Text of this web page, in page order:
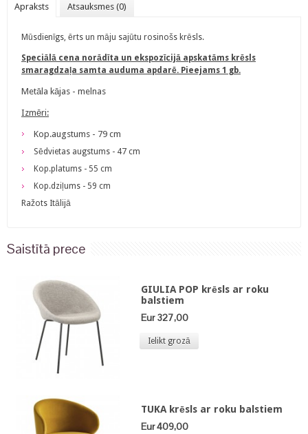
Apraksts Atsauksmes (0)
Mūsdienīgs, ērts un māju sajūtu rosinošs krēsls.
Speciālā cena norādīta un ekspozīcijā apskatāms krēsls
smaragdzaļa samta auduma apdarē. Pieejams 1 gb.
Metāla kājas - melnas
Izmēri:
Kop.augstums - 79 cm
Sēdvietas augstums - 47 cm
Kop.platums - 55 cm
Kop.dziļums - 59 cm
Ražots Itālijā
Saistītā prece
GIULIA POP krēsls ar roku
balstiem
Eur 327,00
Ielikt grozā
TUKA krēsls ar roku balstiem
Eur 409,00